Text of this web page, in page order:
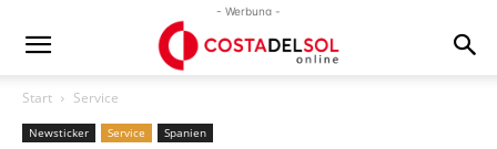
- Werbung -
Start Service
Newsticker Service Spanien